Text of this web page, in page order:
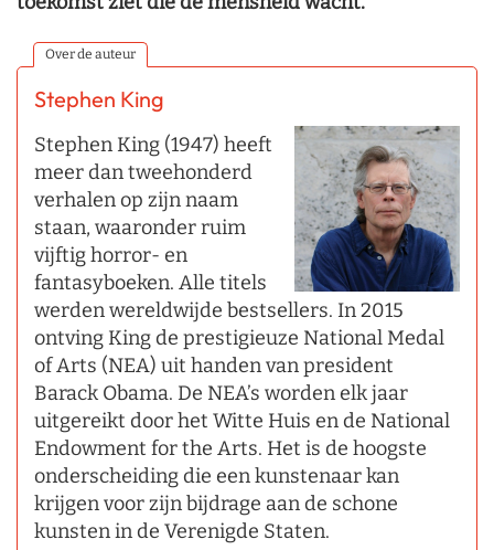
Over de auteur
Stephen King
Stephen King (1947) heeft
meer dan tweehonderd
verhalen op zijn naam
staan, waaronder ruim
vijftig horror- en
fantasyboeken. Alle titels
werden wereldwijde bestsellers. In 2015
ontving King de prestigieuze National Medal
of Arts (NEA) uit handen van president
Barack Obama. De NEA’s worden elk jaar
uitgereikt door het Witte Huis en de National
Endowment for the Arts. Het is de hoogste
onderscheiding die een kunstenaar kan
krijgen voor zijn bijdrage aan de schone
kunsten in de Verenigde Staten.